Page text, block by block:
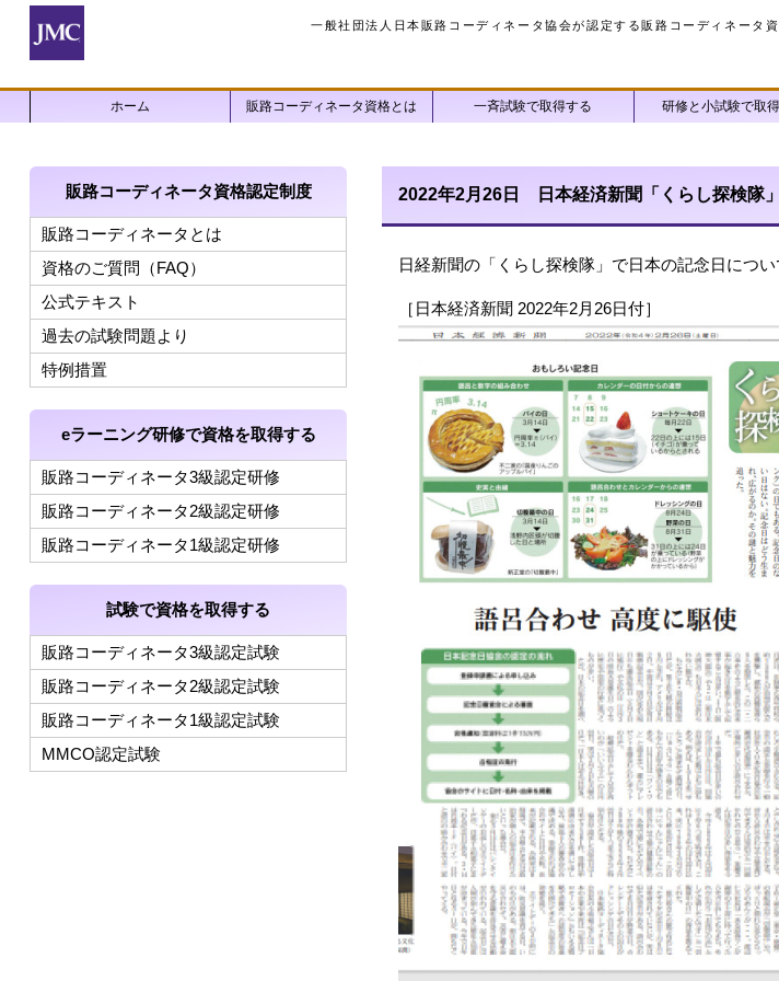
一般社団法人日本販路コーディネータ協会が認定する販路コーディネータ
ホーム 販路コーディネータ資格とは 一斉試験で取得する 研修と小試験で取
2022年2月26日 日本経済新聞「くらし探検隊」
日経新聞の「くらし探検隊」で日本の記念日につ
［日本経済新聞 2022年2月26日付］
販路コーディネータ資格認定制度
販路コーディネータとは
資格のご質問（FAQ）
公式テキスト
過去の試験問題より
特例措置
eラーニング研修で資格を取得する
販路コーディネータ3級認定研修
販路コーディネータ2級認定研修
販路コーディネータ1級認定研修
試験で資格を取得する
販路コーディネータ3級認定試験
販路コーディネータ2級認定試験
販路コーディネータ1級認定試験
MMCO認定試験